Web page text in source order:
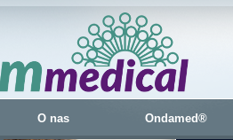
O nas Ondamed®